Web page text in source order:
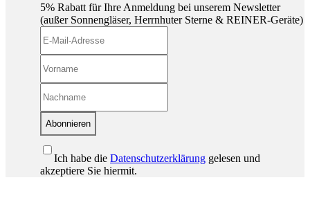
5% Rabatt für Ihre Anmeldung bei unserem Newsletter
(außer Sonnengläser, Herrnhuter Sterne & REINER-Geräte)
Abonnieren
Ich habe die Datenschutzerklärung gelesen und
akzeptiere Sie hiermit.